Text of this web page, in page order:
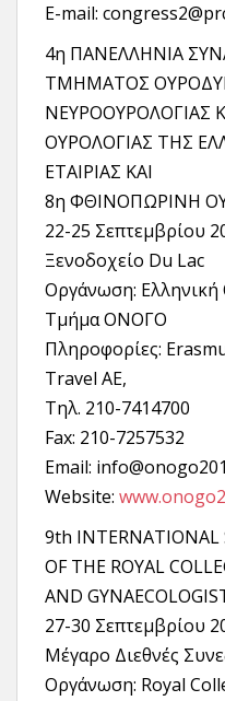
E-mail:
4η ΠΑΝΕΛΛΗΝΙΑ
ΤΜΗΜΑΤΟΣ
ΝΕΥΡΟΟΥΡΟΛΟΓΙΑΣ
ΟΥΡΟΛΟΓΙΑΣ ΤΗΣ
ΕΤΑΙΡΙΑΣ ΚΑΙ
8η ΦΘΙΝΟΠΩΡΙΝΗ
22-25 Σεπτεμβρίου
Ξενοδοχείο Du Lac
Οργάνωση: Ελληνική
Τμήμα ΟΝΟΓΟ
Πληροφορίες:
Travel AE,
Tηλ. 210-7414700
Fax: 210-7257532
Email:
Website:
9th INTERNATIONAL
OF THE ROYAL
AND
27-30 Σεπτεμβρίου
Μέγαρο Διεθνές
Οργάνωση: Royal